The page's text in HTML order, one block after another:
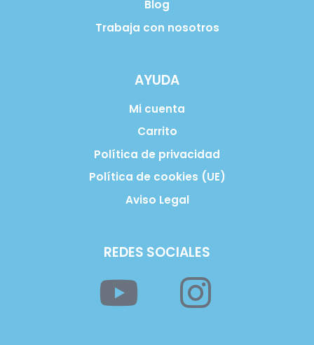
Blog
Trabaja con nosotros
AYUDA
Mi cuenta
Carrito
Política de privacidad
Política de cookies (UE)
Aviso Legal
REDES SOCIALES